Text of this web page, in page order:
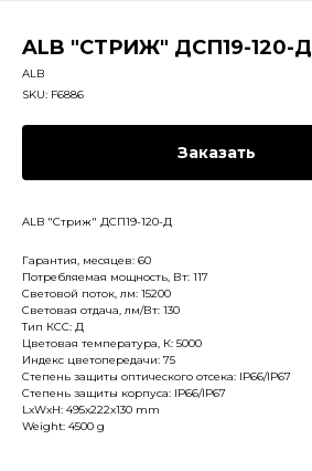
ALB "СТРИЖ" ДСП19-120-Д
ALB
SKU: F6886
Заказать
ALB "Стриж" ДСП19-120-Д
Гарантия, месяцев: 60
Потребляемая мощность, Вт: 117
Световой поток, лм: 15200
Световая отдача, лм/Вт: 130
Тип КСС: Д
Цветовая температура, К: 5000
Индекс цветопередачи: 75
Степень защиты оптического отсека: IP66/IP67
Степень защиты корпуса: IP66/IP67
LxWxH: 495x222x130 mm
Weight: 4500 g